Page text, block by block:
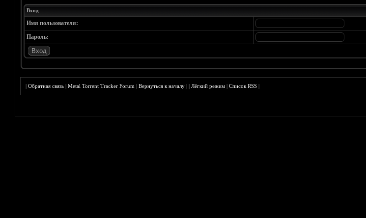
Вход
Имя пользователя:
Пароль:
|Обратная связь |Metal Torrent Tracker Forum |Вернуться к началу ||Лёгкий режим |Список RSS |